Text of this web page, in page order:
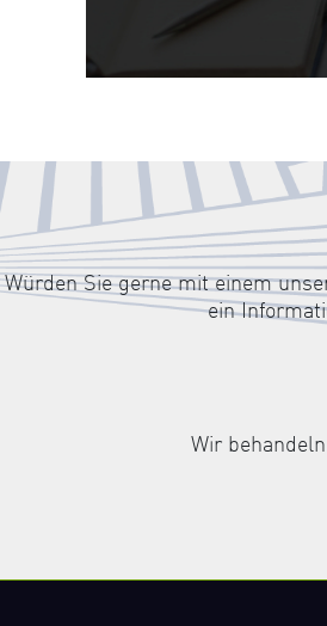
Würden Sie gerne mit einem
ein
Wir